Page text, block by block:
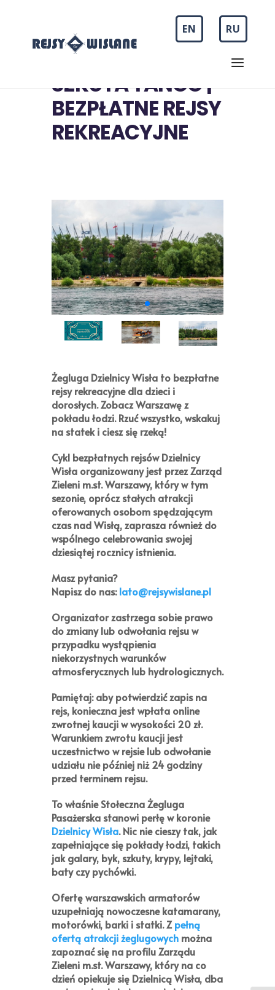
EN RU
SZKUTA TANGO |
BEZPŁATNE REJSY
REKREACYJNE
Żegluga Dzielnicy Wisła to bezpłatne
rejsy rekreacyjne dla dzieci i
dorosłych. Zobacz Warszawę z
pokładu łodzi. Rzuć wszystko, wskakuj
na statek i ciesz się rzeką!
Cykl bezpłatnych rejsówDzielnicy
Wisła organizowany jest przezZarząd
Zieleni m.st. Warszawy, który w tym
sezonie, oprócz stałych atrakcji
oferowanych osobom spędzającym
czas nad Wisłą, zaprasza również do
wspólnego celebrowania swojej
dziesiątej rocznicy istnienia.
Masz pytania?
Napisz do nas:lato@rejsywislane.pl
Organizator zastrzega sobie prawo
do zmiany lub odwołania rejsu w
przypadku wystąpienia
niekorzystnych warunków
atmosferycznych lub hydrologicznych.
Pamiętaj:aby potwierdzić zapis na
rejs, konieczna jest wpłata online
zwrotnej kaucji w wysokości 20 zł.
Warunkiem zwrotu kaucji jest
uczestnictwo w rejsie lub odwołanie
udziału nie później niż 24 godziny
przed terminem rejsu.
To właśnie Stołeczna Żegluga
Pasażerska stanowi perłę w koronie
Dzielnicy Wisła. Nic nie cieszy tak, jak
zapełniające się pokłady łodzi, takich
jak galary, byk, szkuty, krypy, lejtaki,
baty czy pychówki.
Ofertę warszawskich armatorów
uzupełniają nowoczesne katamarany,
motorówki, barki i statki. Zpełną
ofertą atrakcji żeglugowych można
zapoznać się na profilu Zarządu
Zieleni m.st. Warszawy, który na co
dzień opiekuje się Dzielnicą Wisła, dba